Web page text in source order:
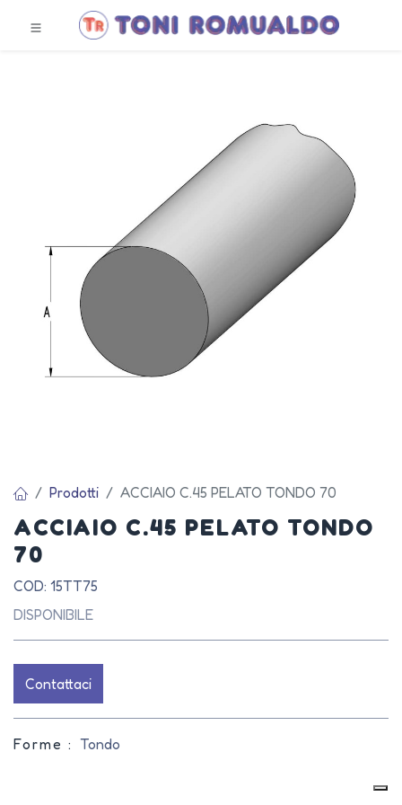
Prodotti ACCIAIO C.45 PELATO TONDO 70
ACCIAIO C.45 PELATO TONDO
70
COD: 15TT75
DISPONIBILE
Contattaci
Forme : Tondo